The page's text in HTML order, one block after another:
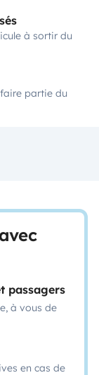
à sortir du
partie du
passagers
à vous de
en cas de